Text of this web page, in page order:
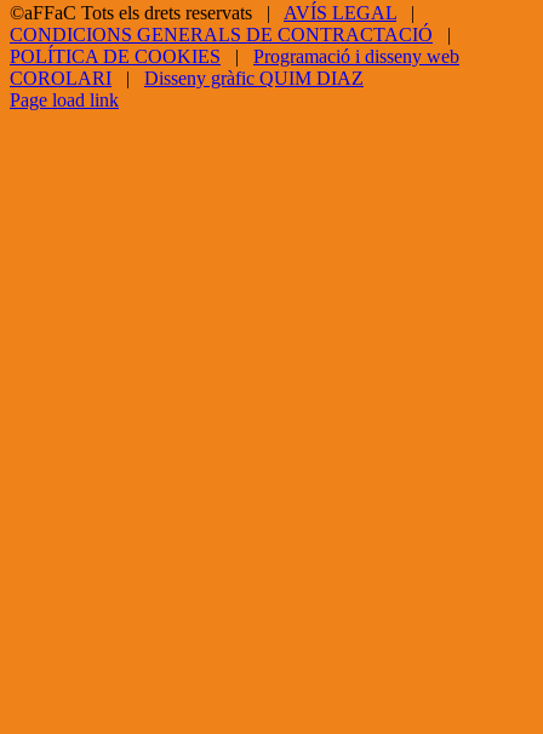
©aFFaC Tots els drets reservats | AVÍS LEGAL |
CONDICIONS GENERALS DE CONTRACTACIÓ |
POLÍTICA DE COOKIES | Programació i disseny web
COROLARI | Disseny gràfic QUIM DIAZ
Facebook
X
YouTube
Page load link